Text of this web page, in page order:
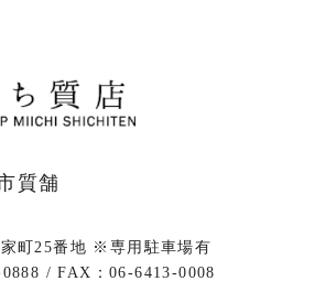
質舗
町25番地 ※専用駐車場有
/ FAX：06-6413-0008